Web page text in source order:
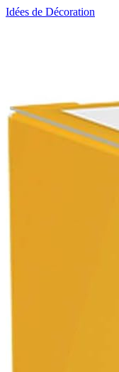
Idées de Décoration